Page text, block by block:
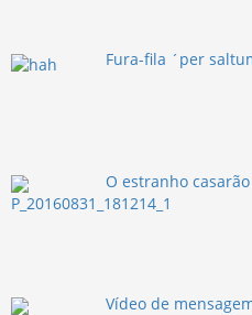
Fura-fila ´per
O estranho
Vídeo de